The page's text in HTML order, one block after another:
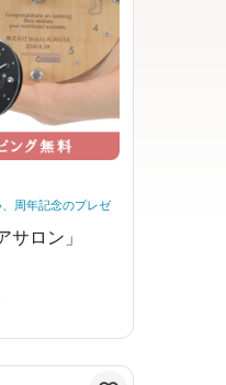
周年記念のプレゼ
サロン」